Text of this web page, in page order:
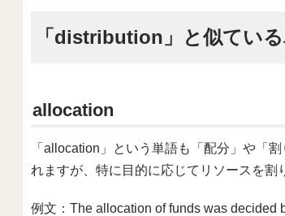
「distribution」と似てい
allocation
「allocation」という単語も「配分」や「
れますが、特に目的に応じてリソースを割
例文：The allocation of funds was decided